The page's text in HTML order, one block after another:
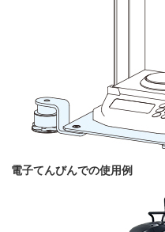
電子てんびんでの使用例